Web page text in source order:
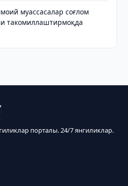
муассасалар соғлом
такомиллаштирмоқда
порталы. 24/7 янгиликлар.